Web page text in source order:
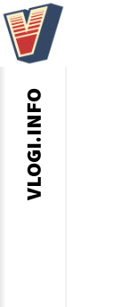
VLOGI.INFO